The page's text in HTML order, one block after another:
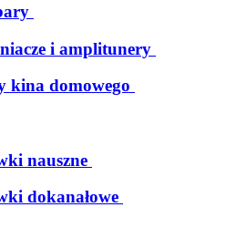
i amplitunery
kina domowego
nauszne
dokanałowe